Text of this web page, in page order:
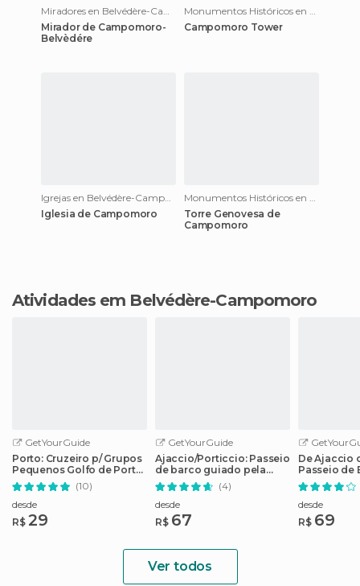
Miradores en Belvédère-Campomoro
Mirador de Campomoro-
Belvèdére
Monumentos Históricos en Belvédère-Campomoro
Campomoro Tower
Igrejas en Belvédère-Campomoro
Iglesia de Campomoro
Monumentos Históricos en Belvédère-Campomoro
Torre Genovesa de
Campomoro
Atividades em Belvédère-Campomoro
GetYourGuide
Porto: Cruzeiro p/ Grupos
Pequenos Golfo de Porto,
Córsega
(10)
desde
R$ 29
GetYourGuide
Ajaccio/Porticcio: Passeio
de barco guiado pela
reserva natural de
Scandola
(4)
desde
R$ 67
De Ajaccio
Passeio de
Bonifácio 1
desde
R$ 69
Ver todos